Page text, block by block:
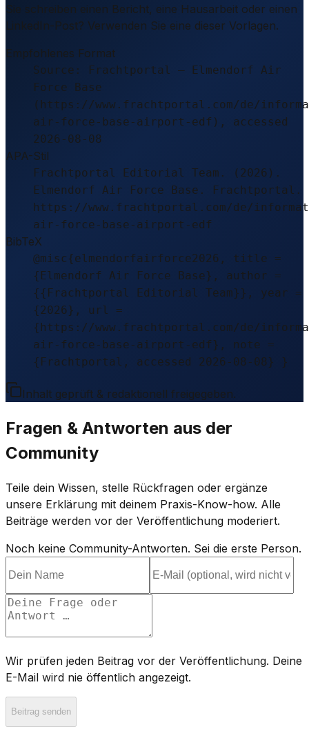
Sie schreiben einen Bericht, eine Hausarbeit oder einen
LinkedIn-Post? Verwenden Sie eine dieser Vorlagen.
Empfohlenes Format
Source: Frachtportal – Elmendorf Air
Force Base
(https://www.frachtportal.com/de/
air-force-base-airport-edf), accessed
2026-08-08
APA-Stil
Frachtportal Editorial Team. (2026).
Elmendorf Air Force Base. Frachtportal.
https://www.frachtportal.com/de/
air-force-base-airport-edf
BibTeX
@misc{elmendorfairforce2026, title =
{Elmendorf Air Force Base}, author =
{{Frachtportal Editorial Team}}, year =
{2026}, url =
{https://www.frachtportal.com/de/
air-force-base-airport-edf}, note =
{Frachtportal, accessed 2026-08-08} }
Inhalt geprüft & redaktionell freigegeben.
Fragen & Antworten aus der
Community
Teile dein Wissen, stelle Rückfragen oder ergänze
unsere Erklärung mit deinem Praxis-Know-how. Alle
Beiträge werden vor der Veröffentlichung moderiert.
Noch keine Community-Antworten. Sei die erste Person.
Wir prüfen jeden Beitrag vor der Veröffentlichung. Deine
E-Mail wird nie öffentlich angezeigt.
Beitrag senden